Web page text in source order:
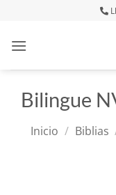
content
Bilingue
Inicio / Biblias